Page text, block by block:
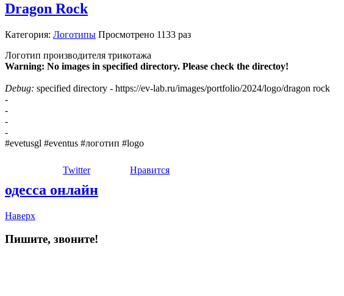
Dragon Rock
Категория: Логотипы Просмотрено 1133 раз
Логотип производителя трикотажа
Warning: No images in specified directory. Please check the directoy!
Debug: specified directory - https://ev-lab.ru/images/portfolio/2024/logo/dragon rock
-
-
-
-
#evetusgl #eventus #логотип #logo
Twitter Нравится
одесса онлайн
Наверх
Пишите, звоните!